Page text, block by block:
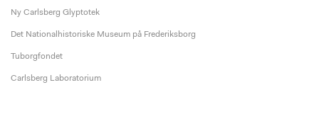
Ny Carlsberg Glyptotek
Det Nationalhistoriske Museum på Frederiksborg
Tuborgfondet
Carlsberg Laboratorium